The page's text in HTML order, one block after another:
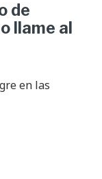
de
llame al
en las